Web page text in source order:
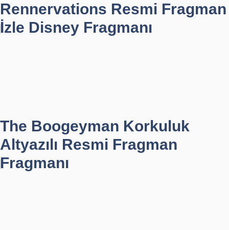
Rennervations Resmi Fragman
İzle Disney Fragmanı
The Boogeyman Korkuluk
Altyazılı Resmi Fragman
Fragmanı